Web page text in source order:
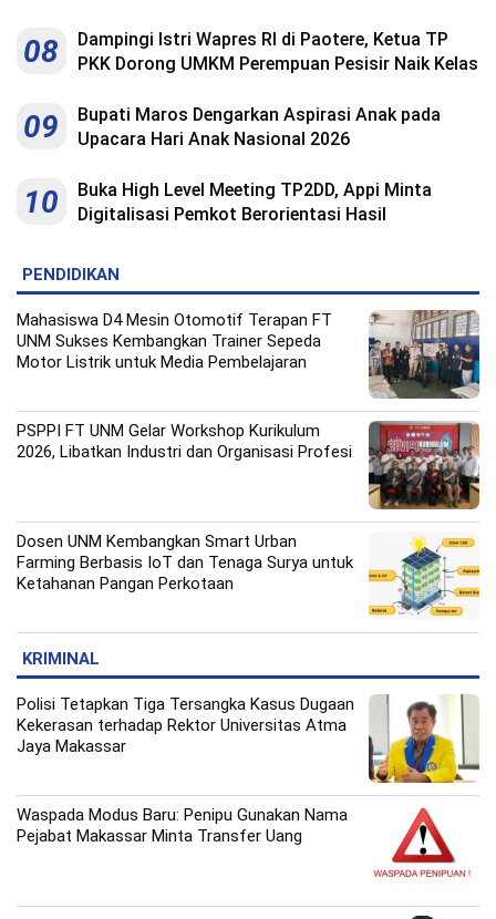
08
Dampingi Istri Wapres RI di Paotere, Ketua TP
PKK Dorong UMKM Perempuan Pesisir Naik Kelas
09
Bupati Maros Dengarkan Aspirasi Anak pada
Upacara Hari Anak Nasional 2026
10
Buka High Level Meeting TP2DD, Appi Minta
Digitalisasi Pemkot Berorientasi Hasil
PENDIDIKAN
Mahasiswa D4 Mesin Otomotif Terapan FT
UNM Sukses Kembangkan Trainer Sepeda
Motor Listrik untuk Media Pembelajaran
PSPPI FT UNM Gelar Workshop Kurikulum
2026, Libatkan Industri dan Organisasi Profesi
Dosen UNM Kembangkan Smart Urban
Farming Berbasis IoT dan Tenaga Surya untuk
Ketahanan Pangan Perkotaan
KRIMINAL
Polisi Tetapkan Tiga Tersangka Kasus Dugaan
Kekerasan terhadap Rektor Universitas Atma
Jaya Makassar
Waspada Modus Baru: Penipu Gunakan Nama
Pejabat Makassar Minta Transfer Uang